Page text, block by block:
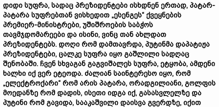
დიდი სუფრა, სადაც პრეზიდენტები ისხდნენ ერთად, პატარ-
პატარა სუფრებთან ვისხედით „ესენგეს“ ქვეყნების
პრემიერ-მინისტრები, უშიშროების საბჭოს
თავმჯდომარეები და ისინი, ვინც თან ახლდათ
პრეზიდენტებს. დოღი რომ დამთავრდა, პუტინმა დაპატიჟა
პრეზიდენტები, ცალკე სუფრა იყო გაშლილი სადღაც
შენობაში. ჩვენ სხვაგან გაგვიშალეს სუფრა, ეტყობა, ამდენი
ხალხი იქ ვერ ეტეოდა. ძალიან საინტერესო იყო, რომ
„ელექტროქარი“ რომ არის პატარა, ორადგილიანი, გოლფის
მოედანზე რომ დადის, ისეთი იდგა იქ, გასასვლელზე და
პუტინი რომ გავიდა, სააკაშვილი დაისვა გვერდზე, იქით